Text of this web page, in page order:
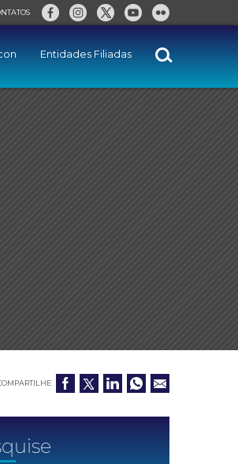
Entidades Filiadas